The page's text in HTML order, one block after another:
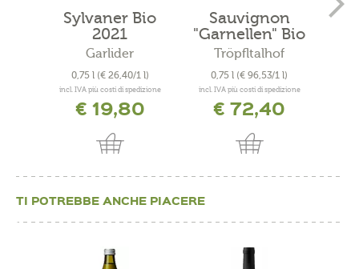
Sylvaner Bio
2021
Garlider
0,75 l (€ 26,40/1 l)
incl. IVA più costi di spedizione
€ 19,80
Sauvignon
"Garnellen" Bio
2019
Tröpfltalhof
0,75 l (€ 96,53/1 l)
incl. IVA più costi di spedizione
€ 72,40
TI POTREBBE ANCHE PIACERE